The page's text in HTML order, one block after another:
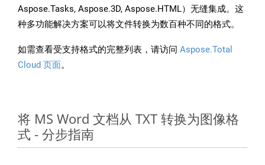
Aspose.Tasks, Aspose.3D, Aspose.HTML）无缝集成。这
种多功能解决方案可以将文件转换为数百种不同的格式。
如需查看受支持格式的完整列表，请访问 Aspose.Total
Cloud 页面。
将 MS Word 文档从 TXT 转换为图像格
式 - 分步指南